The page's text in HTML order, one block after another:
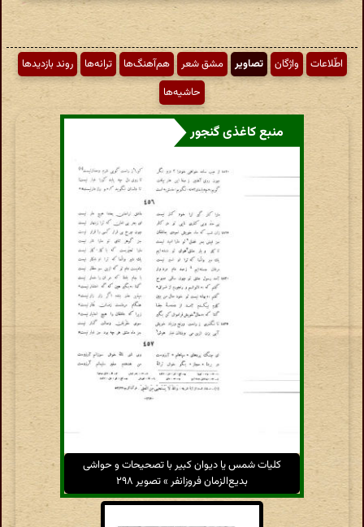
اطّلاعات واژگان تصاویر مشق شعر هم‌آهنگ‌ها ترانه‌ها
روند بازدیدها
حاشیه‌ها
منبع کاغذی گنجور
کلیات شمس یا دیوان کبیر با تصحیحات و حواشی
بدیع‌الزمان فروزانفر » تصویر ۲۹۸